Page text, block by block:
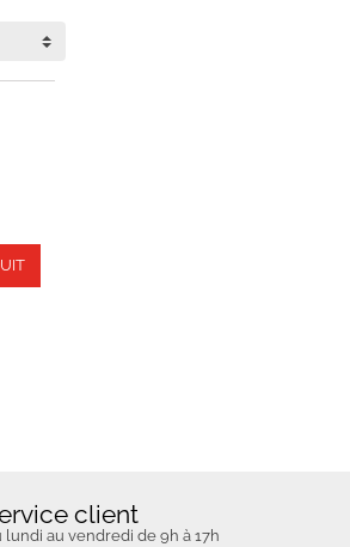
client
lundi au vendredi de 9h à 17h